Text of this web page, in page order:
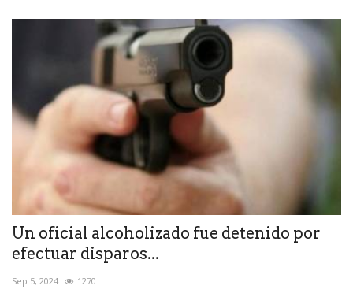
Un oficial alcoholizado fue detenido por
efectuar disparos...
Sep 5, 2024 1270